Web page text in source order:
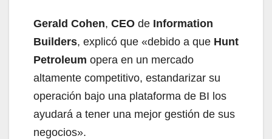
Gerald Cohen, CEO de Information
Builders, explicó que «debido a que Hunt
Petroleum opera en un mercado
altamente competitivo, estandarizar su
operación bajo una plataforma de BI los
ayudará a tener una mejor gestión de sus
negocios».